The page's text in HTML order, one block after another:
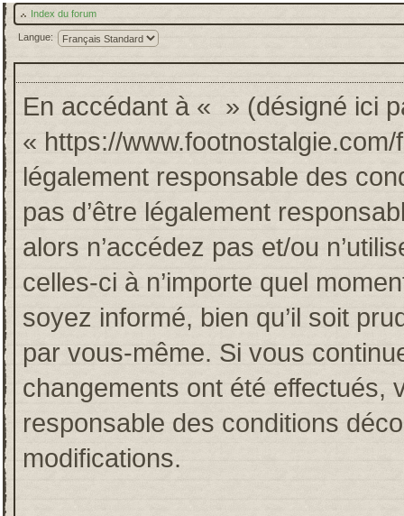
Index du forum
Langue:
En accédant à « » (désigné ici
« https://
légalement responsable des
pas d’être légalement
alors n’accédez pas et/ou
celles-ci à n’importe quel
soyez informé, bien qu’il soit
par vous-même. Si vous
changements ont été effectués,
responsable des conditions
modifications.